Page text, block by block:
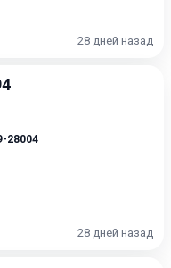
28 дней назад
28004
28 дней назад